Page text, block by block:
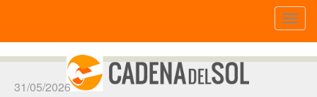
31/05/2026